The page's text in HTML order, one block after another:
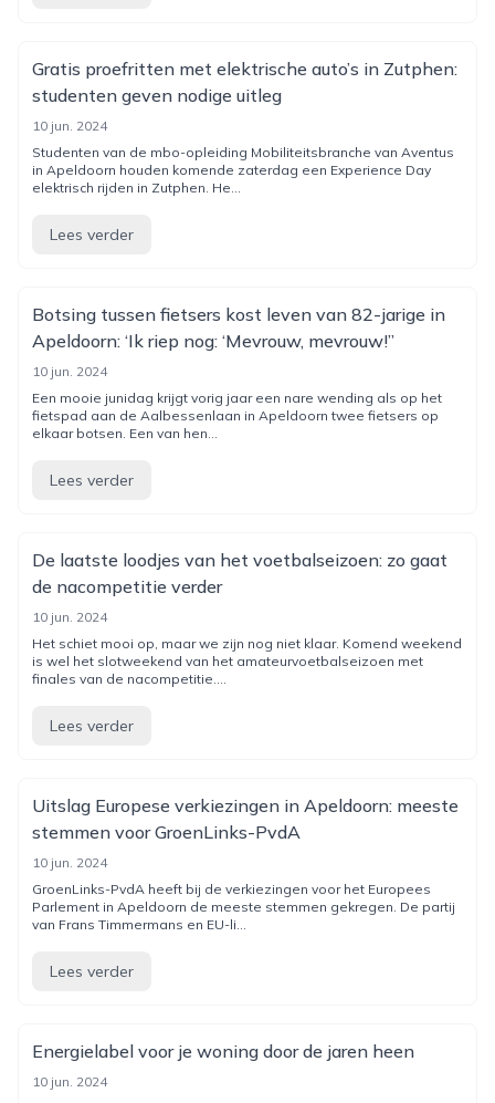
Gratis proefritten met elektrische auto’s in Zutphen:
studenten geven nodige uitleg
10 jun. 2024
Studenten van de mbo-opleiding Mobiliteitsbranche van Aventus
in Apeldoorn houden komende zaterdag een Experience Day
elektrisch rijden in Zutphen. He...
Lees verder
Botsing tussen fietsers kost leven van 82-jarige in
Apeldoorn: ‘Ik riep nog: ‘Mevrouw, mevrouw!’’
10 jun. 2024
Een mooie junidag krijgt vorig jaar een nare wending als op het
fietspad aan de Aalbessenlaan in Apeldoorn twee fietsers op
elkaar botsen. Een van hen...
Lees verder
De laatste loodjes van het voetbalseizoen: zo gaat
de nacompetitie verder
10 jun. 2024
Het schiet mooi op, maar we zijn nog niet klaar. Komend weekend
is wel het slotweekend van het amateurvoetbalseizoen met
finales van de nacompetitie....
Lees verder
Uitslag Europese verkiezingen in Apeldoorn: meeste
stemmen voor GroenLinks-PvdA
10 jun. 2024
GroenLinks-PvdA heeft bij de verkiezingen voor het Europees
Parlement in Apeldoorn de meeste stemmen gekregen. De partij
van Frans Timmermans en EU-li...
Lees verder
Energielabel voor je woning door de jaren heen
10 jun. 2024